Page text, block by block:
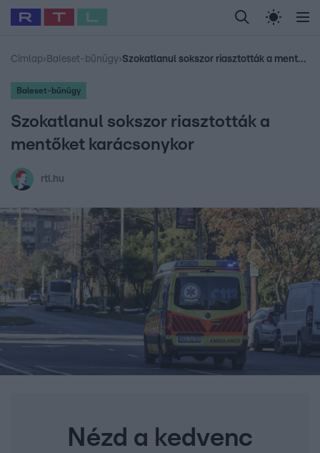
Legfrissebb RTL Híradó Randi Celeb vagyok,
Babits Marcella Most Wanted Gallusz
Címlap› Baleset-bűnügy› Szokatlanul sokszor riasztották a mentőket karácsonykor
Baleset-bűnügy
Szokatlanul sokszor riasztották a
mentőket karácsonykor
rtl.hu
Nézd a kedvenc